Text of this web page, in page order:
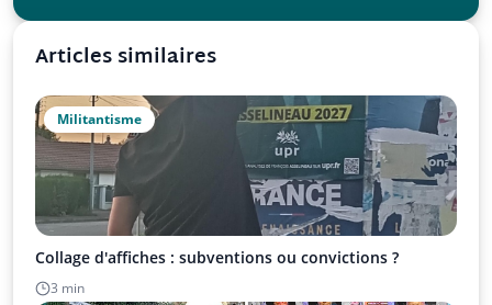
Articles similaires
Militantisme
Collage d'affiches : subventions ou convictions ?
3 min